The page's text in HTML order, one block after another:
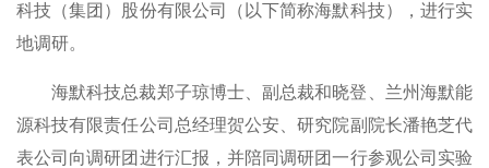
科技（集团）股份有限公司（以下简称海默科技），进行实
地调研。
海默科技总裁郑子琼博士、副总裁和晓登、兰州海默能
源科技有限责任公司总经理贺公安、研究院副院长潘艳芝代
表公司向调研团进行汇报，并陪同调研团一行参观公司实验